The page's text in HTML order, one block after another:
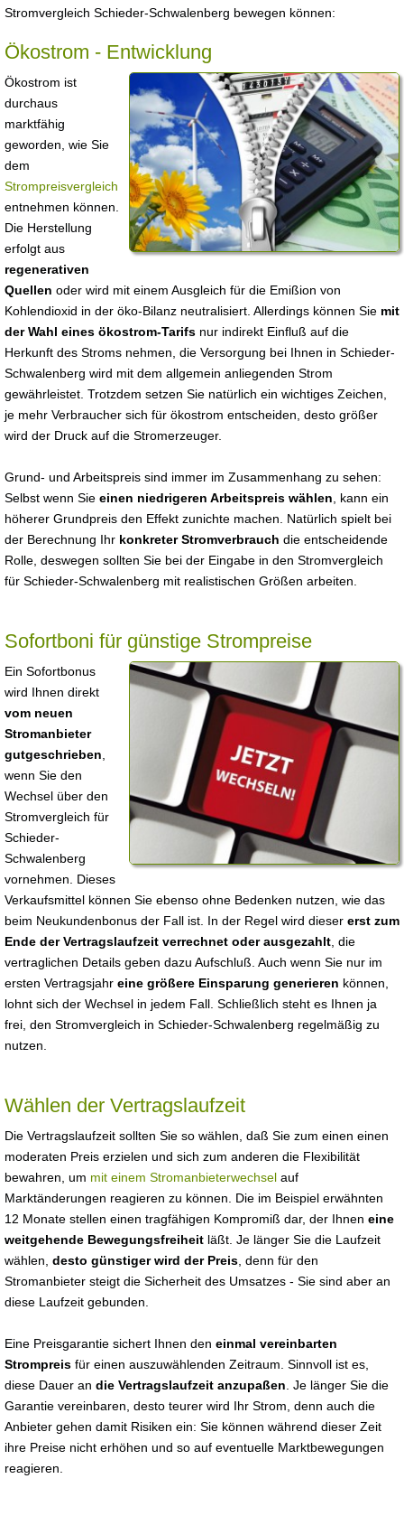
Stromvergleich Schieder-Schwalenberg bewegen können:
Ökostrom - Entwicklung
Ökostrom ist
durchaus
marktfähig
geworden, wie Sie
dem
Strompreisvergleich
entnehmen können.
Die Herstellung
erfolgt aus
regenerativen
Quellen oder wird mit einem Ausgleich für die Emißion von
Kohlendioxid in der öko-Bilanz neutralisiert. Allerdings können Sie mit
der Wahl eines ökostrom-Tarifs nur indirekt Einfluß auf die
Herkunft des Stroms nehmen, die Versorgung bei Ihnen in Schieder-
Schwalenberg wird mit dem allgemein anliegenden Strom
gewährleistet. Trotzdem setzen Sie natürlich ein wichtiges Zeichen,
je mehr Verbraucher sich für ökostrom entscheiden, desto größer
wird der Druck auf die Stromerzeuger.
Grund- und Arbeitspreis sind immer im Zusammenhang zu sehen:
Selbst wenn Sie einen niedrigeren Arbeitspreis wählen , kann ein
höherer Grundpreis den Effekt zunichte machen. Natürlich spielt bei
der Berechnung Ihr konkreter Stromverbrauch die entscheidende
Rolle, deswegen sollten Sie bei der Eingabe in den Stromvergleich
für Schieder-Schwalenberg mit realistischen Größen arbeiten.
Sofortboni für günstige Strompreise
Ein Sofortbonus
wird Ihnen direkt
vom neuen
Stromanbieter
gutgeschrieben
wenn Sie den
Wechsel über den
Stromvergleich für
Schieder-
Schwalenberg
vornehmen. Dieses
Verkaufsmittel können Sie ebenso ohne Bedenken nutzen, wie das
beim Neukundenbonus der Fall ist. In der Regel wird dieser erst zum
Ende der Vertragslaufzeit verrechnet oder ausgezahlt , die
vertraglichen Details geben dazu Aufschluß. Auch wenn Sie nur im
ersten Vertragsjahr eine größere Einsparung generieren können,
lohnt sich der Wechsel in jedem Fall. Schließlich steht es Ihnen ja
frei, den Stromvergleich in Schieder-Schwalenberg regelmäßig zu
nutzen.
Wählen der Vertragslaufzeit
Die Vertragslaufzeit sollten Sie so wählen, daß Sie zum einen einen
moderaten Preis erzielen und sich zum anderen die Flexibilität
bewahren, um mit einem Stromanbieterwechsel auf
Marktänderungen reagieren zu können. Die im Beispiel erwähnten
12 Monate stellen einen tragfähigen Kompromiß dar, der Ihnen eine
weitgehende Bewegungsfreiheit läßt. Je länger Sie die Laufzeit
wählen, desto günstiger wird der Preis , denn für den
Stromanbieter steigt die Sicherheit des Umsatzes - Sie sind aber an
diese Laufzeit gebunden.
Eine Preisgarantie sichert Ihnen den einmal vereinbarten
Strompreis für einen auszuwählenden Zeitraum. Sinnvoll ist es,
diese Dauer an die Vertragslaufzeit anzupaßen . Je länger Sie die
Garantie vereinbaren, desto teurer wird Ihr Strom, denn auch die
Anbieter gehen damit Risiken ein: Sie können während dieser Zeit
ihre Preise nicht erhöhen und so auf eventuelle Marktbewegungen
reagieren.